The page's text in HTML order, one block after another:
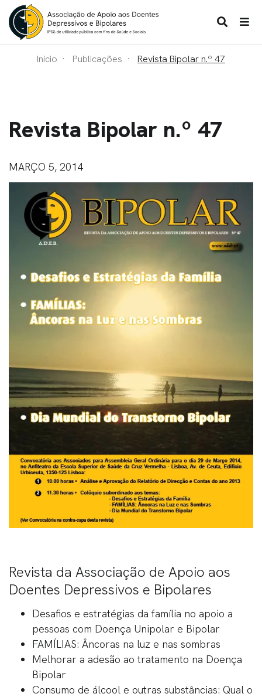
Início Publicações Revista Bipolar n.º 47
Revista Bipolar n.º 47
MARÇO 5, 2014
Revista da Associação de Apoio aos
Doentes Depressivos e Bipolares
Desafios e estratégias da família no apoio a
pessoas com Doença Unipolar e Bipolar
FAMÍLIAS: Âncoras na luz e nas sombras
Melhorar a adesão ao tratamento na Doença
Bipolar
Consumo de álcool e outras substâncias: Qual o